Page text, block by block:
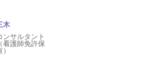
木
ンサルタント
（看護師免許保